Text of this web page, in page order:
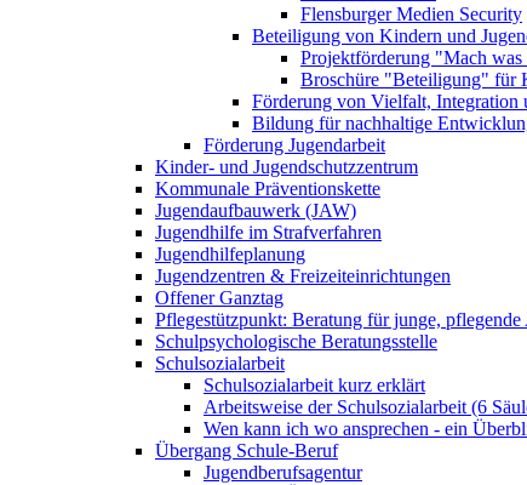
Flensburger Medien Security
Beteiligung von Kindern und
Projektförderung "Mach was
Broschüre "Beteiligung" für
Förderung von Vielfalt, Integration
Bildung für nachhaltige
Förderung Jugendarbeit
Kinder- und Jugendschutzzentrum
Kommunale Präventionskette
Jugendaufbauwerk (JAW)
Jugendhilfe im Strafverfahren
Jugendhilfeplanung
Jugendzentren & Freizeiteinrichtungen
Offener Ganztag
Pflegestützpunkt: Beratung für junge,
Schulpsychologische Beratungsstelle
Schulsozialarbeit
Schulsozialarbeit kurz erklärt
Arbeitsweise der Schulsozialarbeit (6
Wen kann ich wo ansprechen - ein
Übergang Schule-Beruf
Jugendberufsagentur